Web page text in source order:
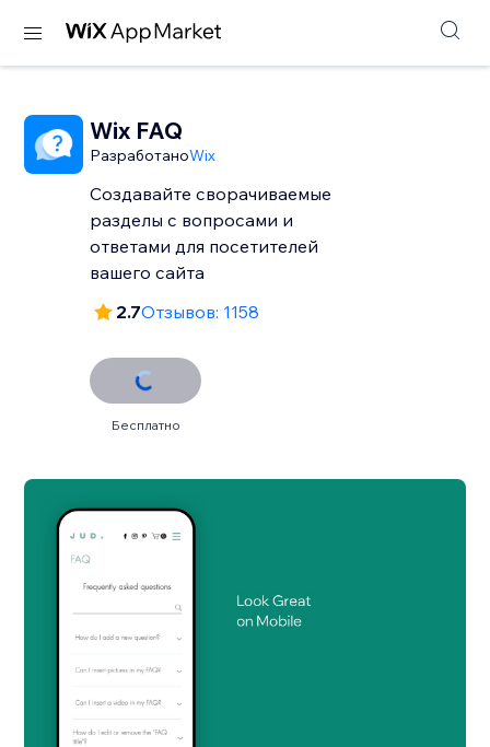
Wix FAQ
РазработаноWix
Создавайте сворачиваемые
разделы с вопросами и
ответами для посетителей
вашего сайта
2.7Отзывов: 1158
Бесплатно